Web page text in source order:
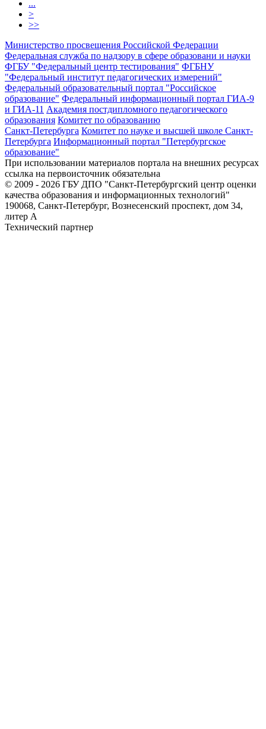
...
>
>>
Министерство просвещения Российской Федерации
Федеральная служба по надзору в сфере образовани и науки
ФГБУ "Федеральный центр тестирования" ФГБНУ
"Федеральный институт педагогических измерений"
Федеральный образовательный портал "Российское
образование" Федеральный информационный портал ГИА-9
и ГИА-11 Академия постдипломного педагогического
образования Комитет по образованию
Санкт-Петербурга Комитет по науке и высшей школе Санкт-
Петербурга Информационный портал "Петербургское
образование"
При использовании материалов портала на внешних ресурсах
ссылка на первоисточник обязательна
© 2009 - 2026 ГБУ ДПО "Санкт-Петербургский центр оценки
качества образования и информационных технологий"
190068, Санкт-Петербург, Вознесенский проспект, дом 34,
литер А
Технический партнер